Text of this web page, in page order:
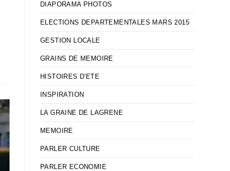
DIAPORAMA PHOTOS
ELECTIONS DEPARTEMENTALES MARS 2015
GESTION LOCALE
GRAINS DE MEMOIRE
HISTOIRES D'ETE
INSPIRATION
LA GRAINE DE LAGRENE
MEMOIRE
PARLER CULTURE
PARLER ECONOMIE